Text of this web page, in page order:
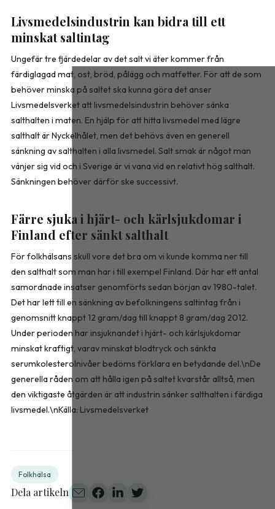
Livsmedelsindustrin kan bidra till ett
minskat saltintag
Ungefär tre fjärdedelar av det salt vi äter kommer från
färdiglagad mat, ost, bröd, pålägg och matfetter. För att de som
behöver minska på saltet ska kunna göra det anser
Livsmedelsverket att livsmedelsindustrin behöver sänka
salthalten i maten. En hjälp för att hitta livsmedel med lägre
salthalt är Nyckelhålet, men det behövs även en generell
sänkning av salthalten i alla livsmedel. Salt smak är något man
vänjer sig vid och i Sverige är vi vana vid en relativt hög salthalt.
Sänkningen behöver därför ske successivt.
Färre sjuka i hjärt- och kärlsjukdomar i
Finland efter sänkt salthalt
För folkhälsans skull vore det bra om vi kunde komma ner till
den salthalt som man har i till exempel Finland. Där har ett antal
samordnade insatser genomförts sedan början av 1980-talet.
Det har lett till en sänkning av befolkningens saltintag från i
genomsnitt knappt 12 gram/dag till knappt 8 gram/dag 2012.
Under perioden har insjuknandet i hjärt- och kärlsjukdomar
minskat kraftigt, varav minskat blodtryck och sänkta
serumkolesterolnivåer bedöms förklara en betydande del.\nDe
generella råden om att hålla igen på saltet kvarstår alltså, men
den viktigaste åtgärden är att industrin sänker salthalten i färdiga
livsmedel.\nKälla: Livsmedelsverket
Folkhälsa
Dela artikeln